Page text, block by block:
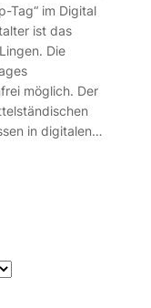
Tag“ im Digital
ist das
Die
möglich. Der
in digitalen…